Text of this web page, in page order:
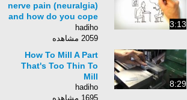
3:13
nerve pain (neuralgia)
and how do you cope
with it?
hadiho
2059 مشاهده
8:29
How To Mill A Part
That's Too Thin To
Mill
hadiho
1695 مشاهده